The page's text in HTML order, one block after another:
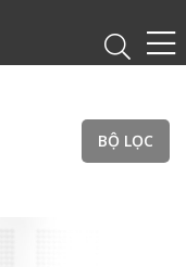
BỘ LỌC